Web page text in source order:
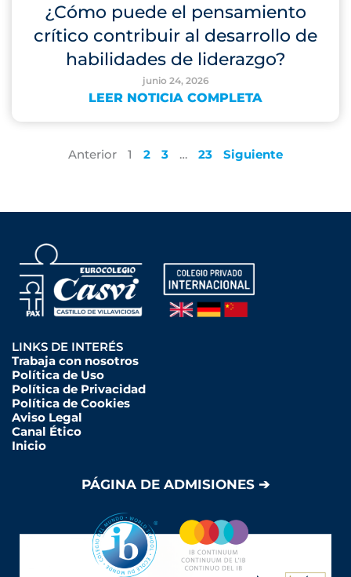
¿Cómo puede el pensamiento
crítico contribuir al desarrollo de
habilidades de liderazgo?
junio 24, 2026
LEER NOTICIA COMPLETA
Anterior 1 2 3 … 23 Siguiente
LINKS DE INTERÉS
Trabaja con nosotros
Política de Uso
Política de Privacidad
Política de Cookies
Aviso Legal
Canal Ético
Inicio
PÁGINA DE ADMISIONES ➔